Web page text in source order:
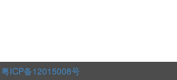
粤ICP备12015008号